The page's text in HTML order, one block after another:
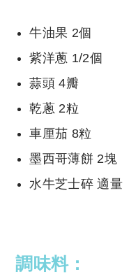
牛油果 2個
紫洋蔥 1/2個
蒜頭4瓣
乾蔥 2粒
車厘茄 8粒
墨西哥薄餅 2塊
水牛芝士碎適量
調味料：